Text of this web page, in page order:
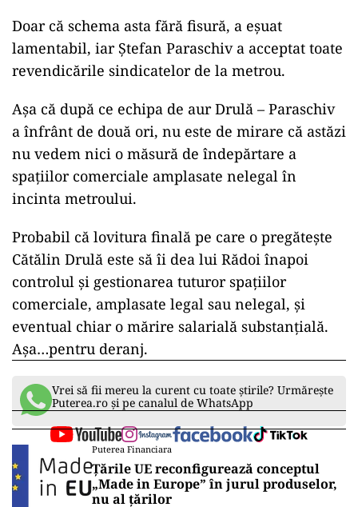
Doar că schema asta fără fisură, a eșuat
lamentabil, iar Ștefan Paraschiv a acceptat toate
revendicările sindicatelor de la metrou.
Așa că după ce echipa de aur Drulă – Paraschiv
a înfrânt de două ori, nu este de mirare că astăzi
nu vedem nici o măsură de îndepărtare a
spațiilor comerciale amplasate nelegal în
incinta metroului.
Probabil că lovitura finală pe care o pregătește
Cătălin Drulă este să îi dea lui Rădoi înapoi
controlul și gestionarea tuturor spațiilor
comerciale, amplasate legal sau nelegal, și
eventual chiar o mărire salarială substanțială.
Așa…pentru deranj.
Vrei să fii mereu la curent cu toate știrile? Urmărește
Puterea.ro și pe canalul de WhatsApp
Puterea Financiara
Țările UE reconfigurează conceptul
„Made in Europe” în jurul produselor,
nu al țărilor